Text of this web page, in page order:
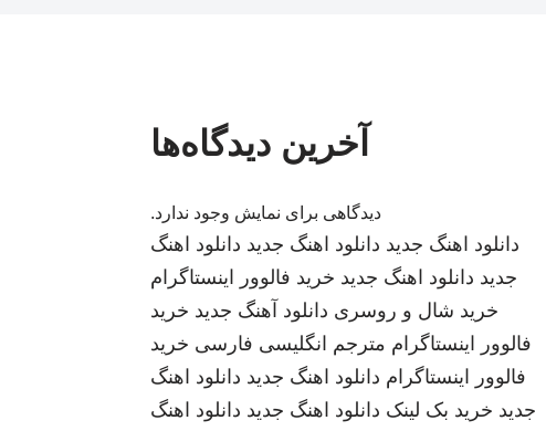
آخرین دیدگاه‌ها
دیدگاهی برای نمایش وجود ندارد.
دانلود اهنگ جدید دانلود اهنگ جدید دانلود اهنگ
جدید دانلود اهنگ جدید خرید فالوور اینستاگرام
خرید شال و روسری دانلود آهنگ جدید خرید
فالوور اینستاگرام مترجم انگلیسی فارسی خرید
فالوور اینستاگرام دانلود اهنگ جدید دانلود اهنگ
جدید خرید بک لینک دانلود اهنگ جدید دانلود اهنگ